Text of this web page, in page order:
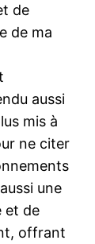
de
de ma
aussi
mis à
ne citer
une
et de
offrant